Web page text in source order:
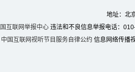
地址：北
互联网举报中心违法和不良信息举报电话：
中国互联网视听节目服务自律公约 信息网络传播